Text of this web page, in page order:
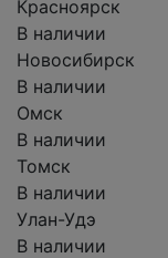
Красноярск
В наличии
Новосибирск
В наличии
Омск
В наличии
Томск
В наличии
Улан-Удэ
В наличии